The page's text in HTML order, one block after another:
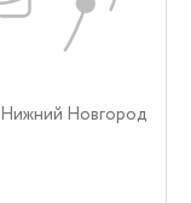
Нижний Новгород